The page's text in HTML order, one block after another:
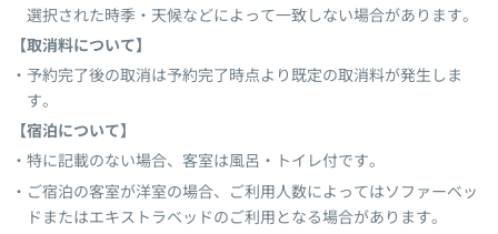
選択された時季・天候などによって一致しない場合があります。
【取消料について】
予約完了後の取消は予約完了時点より既定の取消料が発生しま
す。
【宿泊について】
特に記載のない場合、客室は風呂・トイレ付です。
ご宿泊の客室が洋室の場合、ご利用人数によってはソファーベッ
ドまたはエキストラベッドのご利用となる場合があります。